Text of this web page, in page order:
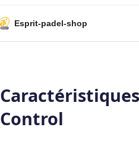
Esprit-padel-shop
Control